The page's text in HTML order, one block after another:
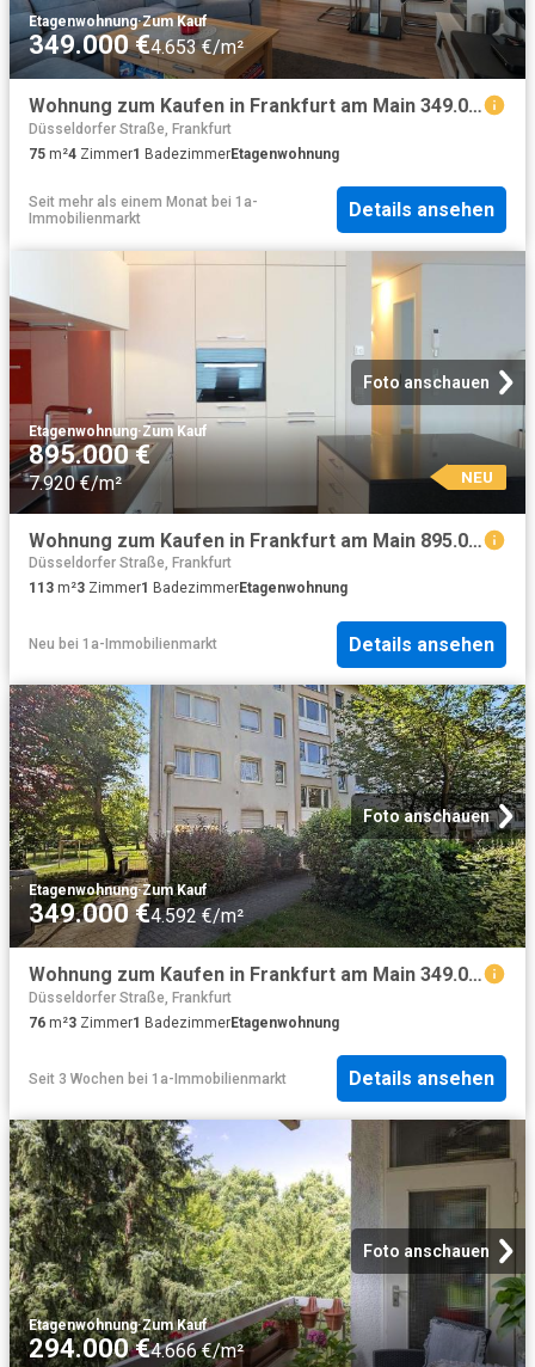
Etagenwohnung·Zum Kauf
349.000 €4.653 €/m²
Wohnung zum Kaufen in Frankfurt am Main 349.000,00 EUR 75 m²
Düsseldorfer Straße, Frankfurt
75 m²4 Zimmer1 BadezimmerEtagenwohnung
Seit mehr als einem Monat bei 1a-
Immobilienmarkt
Details ansehen
Foto anschauen
Etagenwohnung·Zum Kauf
895.000 €
7.920 €/m² NEU
Wohnung zum Kaufen in Frankfurt am Main 895.000,00 EUR 113.3 m²
Düsseldorfer Straße, Frankfurt
113 m²3 Zimmer1 BadezimmerEtagenwohnung
Neu bei 1a-Immobilienmarkt Details ansehen
Foto anschauen
Etagenwohnung·Zum Kauf
349.000 €4.592 €/m²
Wohnung zum Kaufen in Frankfurt am Main 349.000,00 EUR 76 m²
Düsseldorfer Straße, Frankfurt
76 m²3 Zimmer1 BadezimmerEtagenwohnung
Seit 3 Wochen bei 1a-Immobilienmarkt Details ansehen
Foto anschauen
Etagenwohnung·Zum Kauf
294.000 €4.666 €/m²